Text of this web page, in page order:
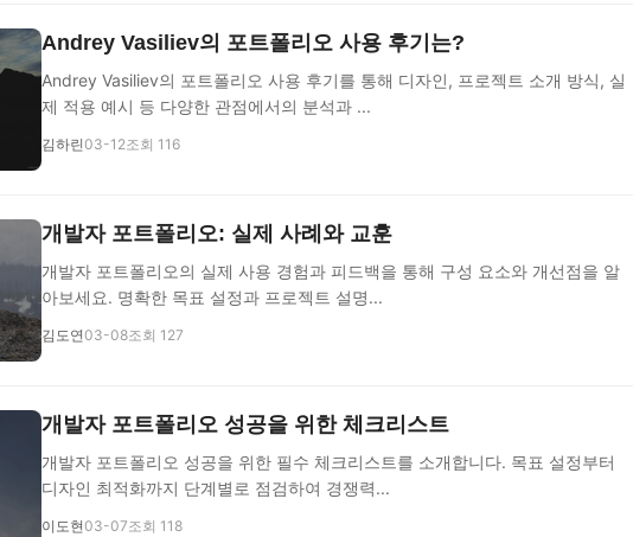
Andrey Vasiliev의 포트폴리오 사용 후기는?
Andrey Vasiliev의 포트폴리오 사용 후기를 통해 디자인, 프로젝트 소개 방식, 실
제 적용 예시 등 다양한 관점에서의 분석과 ...
김하린03-12조회 116
개발자 포트폴리오: 실제 사례와 교훈
개발자 포트폴리오의 실제 사용 경험과 피드백을 통해 구성 요소와 개선점을 알
아보세요. 명확한 목표 설정과 프로젝트 설명...
김도연03-08조회 127
개발자 포트폴리오 성공을 위한 체크리스트
개발자 포트폴리오 성공을 위한 필수 체크리스트를 소개합니다. 목표 설정부터
디자인 최적화까지 단계별로 점검하여 경쟁력...
이도현03-07조회 118